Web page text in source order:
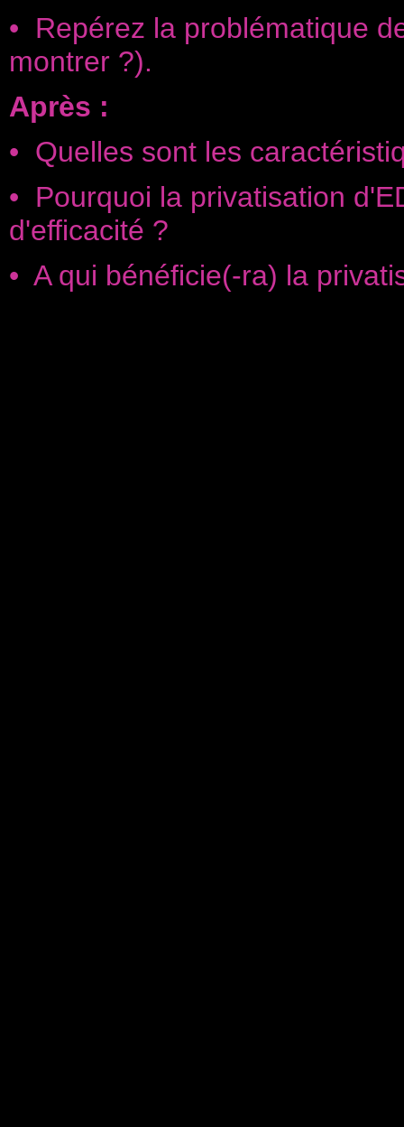
• Repérez la problématique
montrer ?).
Après :
• Quelles sont les
• Pourquoi la privatisation
d'efficacité ?
• A qui bénéficie(-ra) la